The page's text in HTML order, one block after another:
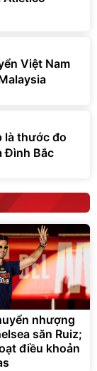
Việt Nam
là thước đo
Đình Bắc
nhượng
săn Ruiz;
điều khoản